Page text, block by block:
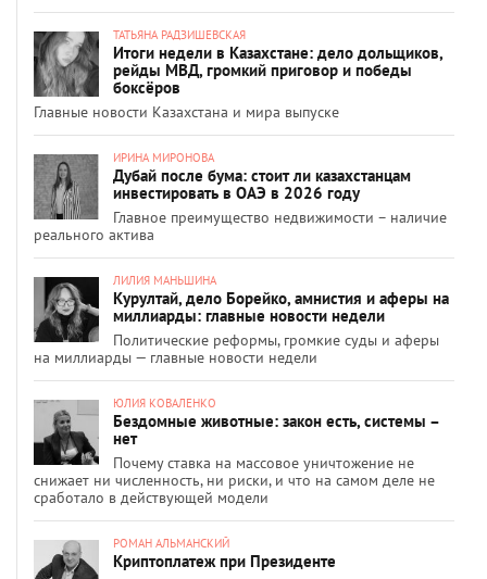
ТАТЬЯНА РАДЗИШЕВСКАЯ
Итоги недели в Казахстане: дело дольщиков,
рейды МВД, громкий приговор и победы
боксёров
Главные новости Казахстана и мира выпуске
ИРИНА МИРОНОВА
Дубай после бума: стоит ли казахстанцам
инвестировать в ОАЭ в 2026 году
Главное преимущество недвижимости – наличие
реального актива
ЛИЛИЯ МАНЬШИНА
Курултай, дело Борейко, амнистия и аферы на
миллиарды: главные новости недели
Политические реформы, громкие суды и аферы
на миллиарды — главные новости недели
ЮЛИЯ КОВАЛЕНКО
Бездомные животные: закон есть, системы –
нет
Почему ставка на массовое уничтожение не
снижает ни численность, ни риски, и что на самом деле не
сработало в действующей модели
РОМАН АЛЬМАНСКИЙ
Криптоплатеж при Президенте